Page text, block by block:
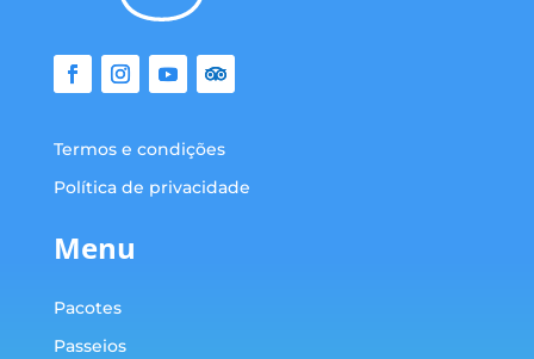
Termos e condições
Política de privacidade
Menu
Pacotes
Passeios